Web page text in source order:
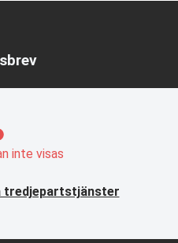
inte visas
tredjepartstjänster